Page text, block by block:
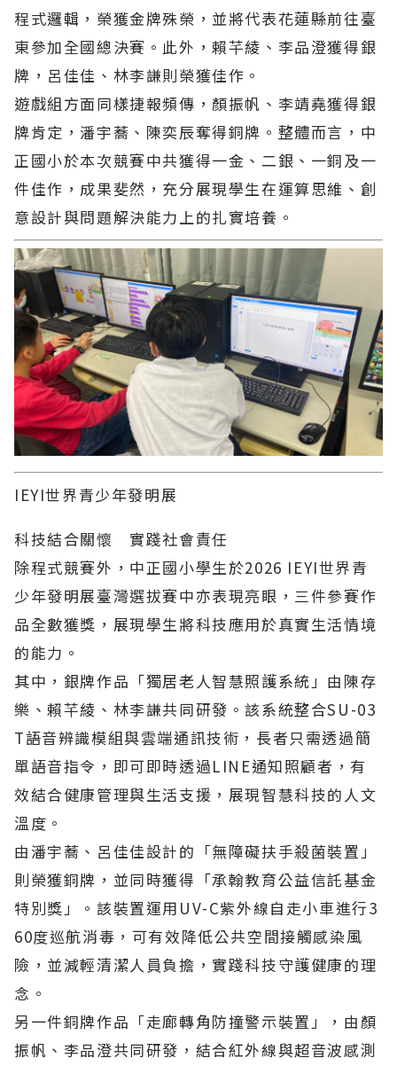
程式邏輯，榮獲金牌殊榮，並將代表花蓮縣前往臺
東參加全國總決賽。此外，賴芊綾、李品澄獲得銀
牌，呂佳佳、林李謙則榮獲佳作。
遊戲組方面同樣捷報頻傳，顏振帆、李靖堯獲得銀
牌肯定，潘宇蕎、陳奕辰奪得銅牌。整體而言，中
正國小於本次競賽中共獲得一金、二銀、一銅及一
件佳作，成果斐然，充分展現學生在運算思維、創
意設計與問題解決能力上的扎實培養。
IEYI世界青少年發明展
科技結合關懷 實踐社會責任
除程式競賽外，中正國小學生於2026 IEYI世界青
少年發明展臺灣選拔賽中亦表現亮眼，三件參賽作
品全數獲獎，展現學生將科技應用於真實生活情境
的能力。
其中，銀牌作品「獨居老人智慧照護系統」由陳存
樂、賴芊綾、林李謙共同研發。該系統整合SU-03
T語音辨識模組與雲端通訊技術，長者只需透過簡
單語音指令，即可即時透過LINE通知照顧者，有
效結合健康管理與生活支援，展現智慧科技的人文
溫度。
由潘宇蕎、呂佳佳設計的「無障礙扶手殺菌裝置」
則榮獲銅牌，並同時獲得「承翰教育公益信託基金
特別獎」。該裝置運用UV-C紫外線自走小車進行3
60度巡航消毒，可有效降低公共空間接觸感染風
險，並減輕清潔人員負擔，實踐科技守護健康的理
念。
另一件銅牌作品「走廊轉角防撞警示裝置」，由顏
振帆、李品澄共同研發，結合紅外線與超音波感測